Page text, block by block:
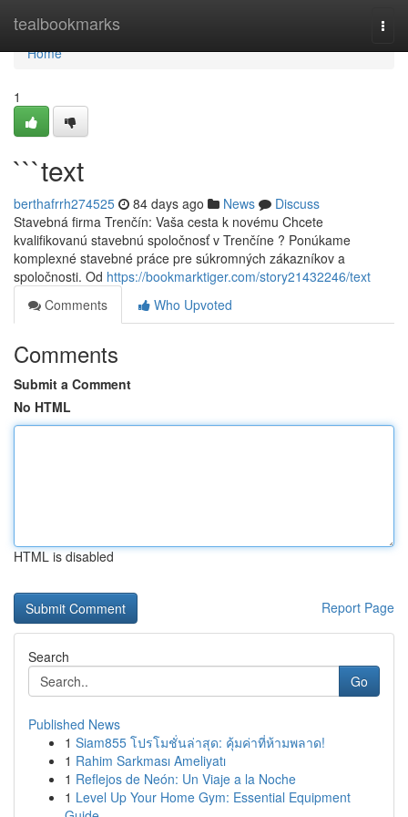
tealbookmarks
Home
Home
1
```text
berthafrrh274525 84 days ago News
Discuss
Stavebná firma Trenčín: Vaša cesta k novému Chcete
kvalifikovanú stavebnú spoločnosť v Trenčíne ? Ponúkame
komplexné stavebné práce pre súkromných zákazníkov a
spoločnosti. Od https://bookmarktiger.com/story21432246/text
Comments
Who Upvoted
Comments
Submit a Comment
No HTML
HTML is disabled
Report Page
Search
Go
Published News
1 Siam855 โปรโมชั่นล่าสุด: คุ้มค่าที่ห้ามพลาด!
1 Rahim Sarkması Ameliyatı
1 Reflejos de Neón: Un Viaje a la Noche
1 Level Up Your Home Gym: Essential Equipment